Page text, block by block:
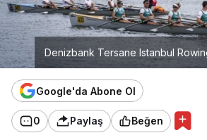
Denizbank Tersane Istanbul
Google'da Abone Ol
0 Paylaş Beğen